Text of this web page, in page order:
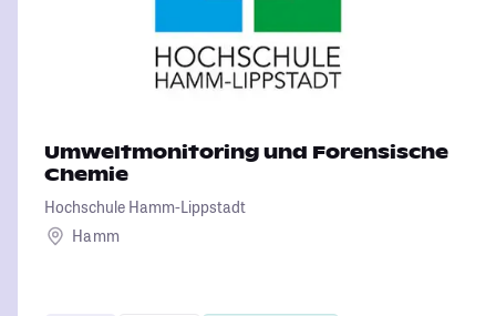
Umweltmonitoring und Forensische
Chemie
Hochschule Hamm-Lippstadt
Hamm